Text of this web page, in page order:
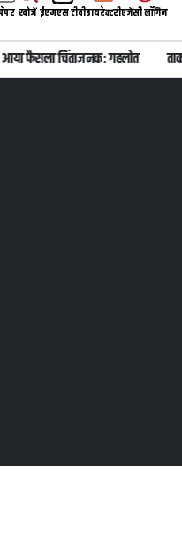
खोजें ईएमएस टीवीडायरेक्टरीएजेंसी लॉगिन
आया फैसला चिंताजनक: गहलोत